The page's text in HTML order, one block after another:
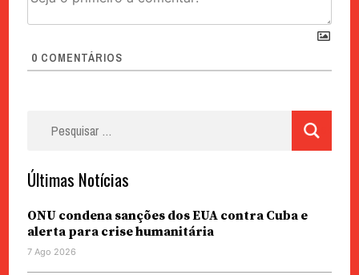
0 COMENTÁRIOS
Últimas Notícias
ONU condena sanções dos EUA contra Cuba e
alerta para crise humanitária
7 Ago 2026